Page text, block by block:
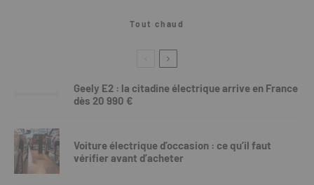
Tout chaud
Geely E2 : la citadine électrique arrive en France
dès 20 990 €
Voiture électrique d’occasion : ce qu’il faut
vérifier avant d’acheter